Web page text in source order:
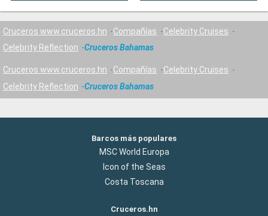
Cruceros www.cruceros.hn Compañías
Celebrity Cruises
Celebrity Reflection
Cruceros Bahamas
Cruceros www.cruceros.hn Compañías
Celebrity Cruises
Celebrity Reflection
Cruceros Bahamas
Barcos más populares
MSC World Europa
Icon of the Seas
Costa Toscana
Cruceros.hn